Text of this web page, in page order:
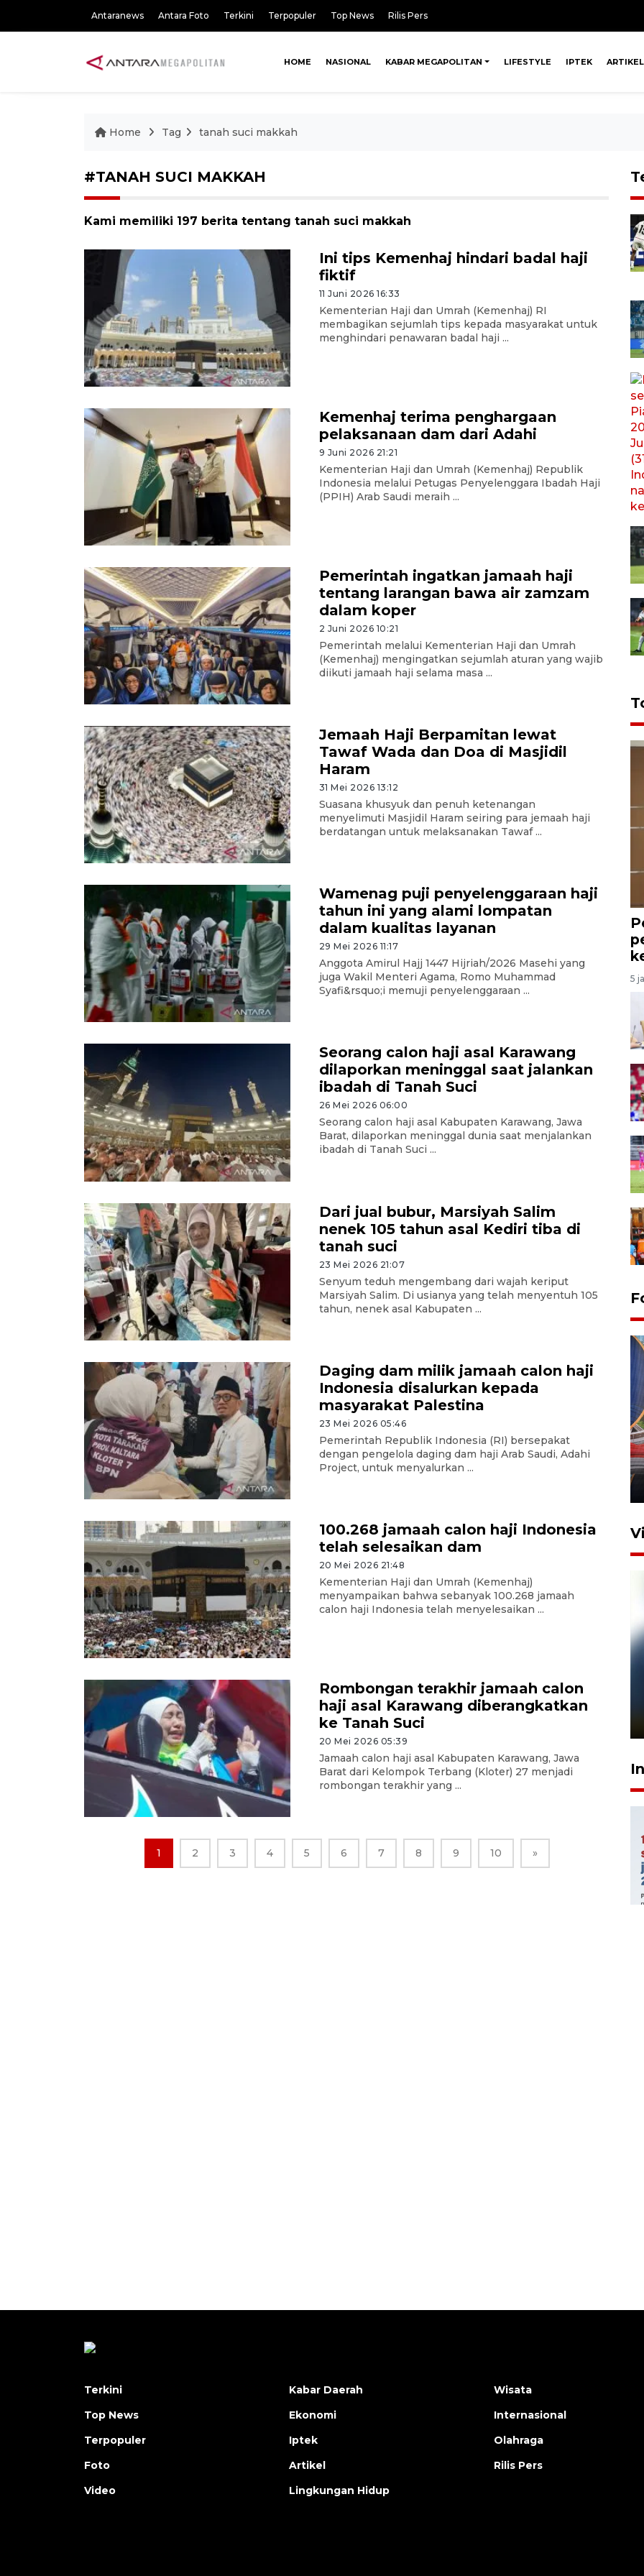
Antaranews Antara Foto Terkini Terpopuler Top News Rilis Pers
HOME NASIONAL KABAR MEGAPOLITAN LIFESTYLE IPTEK ARTIKEL
Home Tag tanah suci makkah
#TANAH SUCI MAKKAH
Kami memiliki 197 berita tentang tanah suci makkah
Ini tips Kemenhaj hindari badal haji
fiktif
11 Juni 2026 16:33
Kementerian Haji dan Umrah (Kemenhaj) RI
membagikan sejumlah tips kepada masyarakat untuk
menghindari penawaran badal haji ...
Kemenhaj terima penghargaan
pelaksanaan dam dari Adahi
9 Juni 2026 21:21
Kementerian Haji dan Umrah (Kemenhaj) Republik
Indonesia melalui Petugas Penyelenggara Ibadah Haji
(PPIH) Arab Saudi meraih ...
Pemerintah ingatkan jamaah haji
tentang larangan bawa air zamzam
dalam koper
2 Juni 2026 10:21
Pemerintah melalui Kementerian Haji dan Umrah
(Kemenhaj) mengingatkan sejumlah aturan yang wajib
diikuti jamaah haji selama masa ...
Jemaah Haji Berpamitan lewat
Tawaf Wada dan Doa di Masjidil
Haram
31 Mei 2026 13:12
Suasana khusyuk dan penuh ketenangan
menyelimuti Masjidil Haram seiring para jemaah haji
berdatangan untuk melaksanakan Tawaf ...
Wamenag puji penyelenggaraan haji
tahun ini yang alami lompatan
dalam kualitas layanan
29 Mei 2026 11:17
Anggota Amirul Hajj 1447 Hijriah/2026 Masehi yang
juga Wakil Menteri Agama, Romo Muhammad
Syafi&rsquo;i memuji penyelenggaraan ...
Seorang calon haji asal Karawang
dilaporkan meninggal saat jalankan
ibadah di Tanah Suci
26 Mei 2026 06:00
Seorang calon haji asal Kabupaten Karawang, Jawa
Barat, dilaporkan meninggal dunia saat menjalankan
ibadah di Tanah Suci ...
Dari jual bubur, Marsiyah Salim
nenek 105 tahun asal Kediri tiba di
tanah suci
23 Mei 2026 21:07
Senyum teduh mengembang dari wajah keriput
Marsiyah Salim. Di usianya yang telah menyentuh 105
tahun, nenek asal Kabupaten ...
Daging dam milik jamaah calon haji
Indonesia disalurkan kepada
masyarakat Palestina
23 Mei 2026 05:46
Pemerintah Republik Indonesia (RI) bersepakat
dengan pengelola daging dam haji Arab Saudi, Adahi
Project, untuk menyalurkan ...
100.268 jamaah calon haji Indonesia
telah selesaikan dam
20 Mei 2026 21:48
Kementerian Haji dan Umrah (Kemenhaj)
menyampaikan bahwa sebanyak 100.268 jamaah
calon haji Indonesia telah menyelesaikan ...
Rombongan terakhir jamaah calon
haji asal Karawang diberangkatkan
ke Tanah Suci
20 Mei 2026 05:39
Jamaah calon haji asal Kabupaten Karawang, Jawa
Barat dari Kelompok Terbang (Kloter) 27 menjadi
rombongan terakhir yang ...
1 2 3 4 5 6 7 8 9 10 »
5
Komisi V DPR tinjau
perlintasan sebidang di
Stasiun Bogor
Pelanggan Filaha Farm setia
sampai 8 tahan?
1 Juni 2026 05:47
Terkini
Top News
Terpopuler
Foto
Video
Kabar Daerah
Ekonomi
Iptek
Artikel
Lingkungan Hidup
Wisata
Internasional
Olahraga
Rilis Pers